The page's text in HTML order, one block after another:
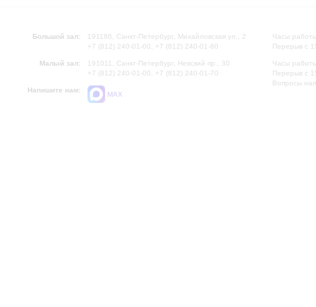
Большой зал:
191186, Санкт-Петербург, Михайловская ул., 2
+7 (812) 240-01-00, +7 (812) 240-01-80
Малый зал:
191011, Санкт-Петербург, Невский пр., 30
+7 (812) 240-01-00, +7 (812) 240-01-70
Напишите нам:
MAX
Часы
Перерыв с
Часы
Перерыв с
Вопросы